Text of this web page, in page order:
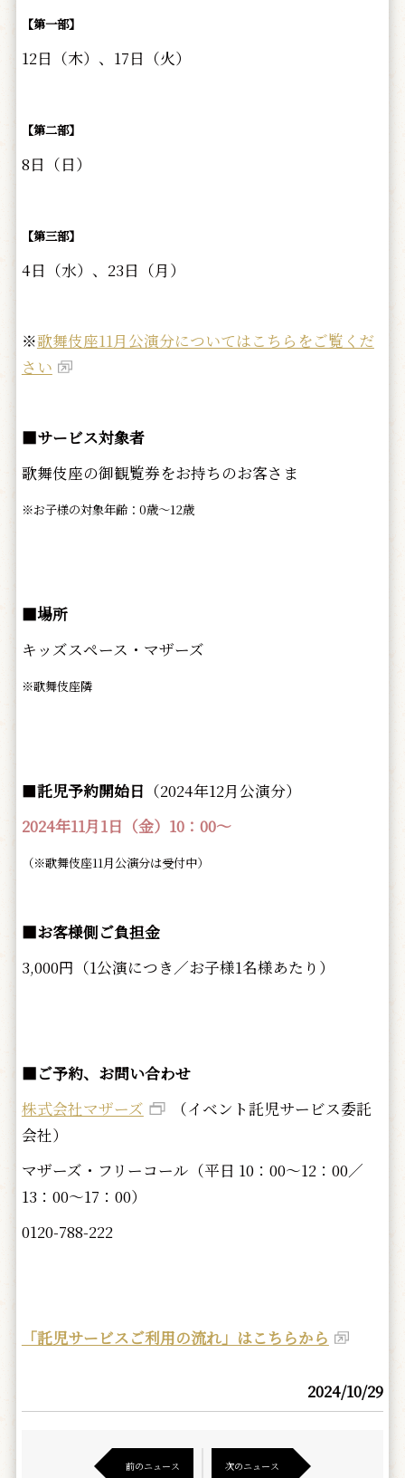
【第一部】
12日（木）、17日（火）
【第二部】
8日（日）
【第三部】
4日（水）、23日（月）
※歌舞伎座11月公演分についてはこちらをご覧くだ
さい
■サービス対象者
歌舞伎座の御観覧券をお持ちのお客さま
※お子様の対象年齢：0歳～12歳
■場所
キッズスペース・マザーズ
※歌舞伎座隣
■託児予約開始日 （2024年12月公演分）
2024年11月1日（金）10：00～
（※歌舞伎座11月公演分は受付中）
■お客様側ご負担金
3,000円（1公演につき／お子様1名様あたり）
■ご予約、お問い合わせ
株式会社マザーズ
（イベント託児サービス委託
会社）
マザーズ・フリーコール（平日 10：00～12：00／
13：00～17：00）
0120-788-222
「託児サービスご利用の流れ」はこちらから
2024/10/29
前のニュース 次のニュース